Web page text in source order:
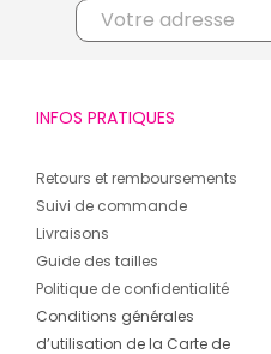
INFOS PRATIQUES
Retours et remboursements
Suivi de commande
Livraisons
Guide des tailles
Politique de confidentialité
Conditions générales
d’utilisation de la Carte de